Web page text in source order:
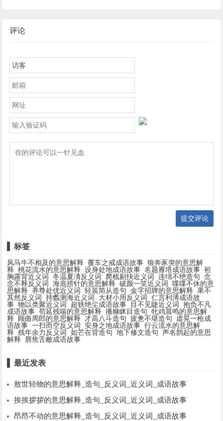
评论
提交评论
标签
风马牛不相及的意思解释 覆车之戒成语故事 狼奔豕突的意思解
释
桃花流水的意思解释 设身处地成语故事 名题雁塔成语故事 袒
胸露背近义词
冬温夏凊反义词 爬梳剔抉近义词 连绵不绝造句
念
念不释反义词
海底捞针的意思解释 破颜一笑近义词
喋喋不休的意
思解释
养尊处优近义词 轻装简从造句 金字招牌的意思解释
果不
其然反义词
持蠡测海近义词 大材小用反义词
仁言利溥成语故
事 物以类聚近义词 超轶绝尘成语故事 目不见睫近义词
抱负不凡
成语故事 苟延残喘的意思解释 播糠眯目造句
牝鸡晨鸣的意思解
释
顾曲周郎的意思解释 才高八斗造句 疲惫不堪造句
虚晃一枪成
语故事 一扫而空反义词 安身之地成语故事 行云流水的意思解
释
残年余力反义词 如芒在背造句 地下修文造句
声名鹊起的意思
解释
唇焦舌敝成语故事
最近发表
敖世轻物的意思解释_造句_反义词_近义词_成语故事
挨挨拶拶的意思解释_造句_反义词_近义词_成语故事
昂昂不动的意思解释_造句_反义词_近义词_成语故事